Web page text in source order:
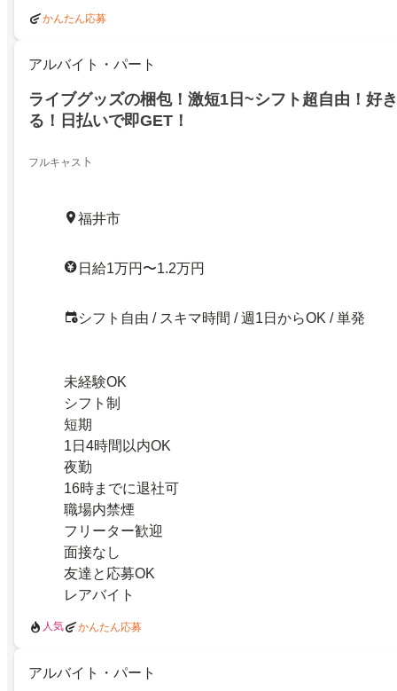
かんたん応募
アルバイト・パート
ライブグッズの梱包！激短1日~シフト超自由！好
る！日払いで即GET！
フルキャス卜
福井市
日給1万円〜1.2万円
シフト自由 / スキマ時間 / 週1日からOK / 単発
未経験OK
シフト制
短期
1日4時間以内OK
夜勤
16時までに退社可
職場内禁煙
フリーター歓迎
面接なし
友達と応募OK
レアバイト
人気 かんたん応募
アルバイト・パート